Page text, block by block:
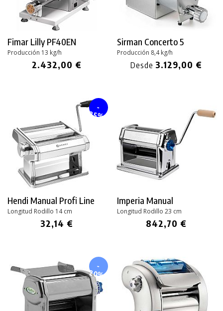
Fimar Lilly PF40EN
Producción 13 kg/h
2.432,00 €
Sirman Concerto 5
Producción 8,4 kg/h
Desde 3.129,00 €
-
25%
Hendi Manual Profi Line
Longitud Rodillo 14 cm
32,14 €
Imperia Manual
Longitud Rodillo 23 cm
842,70 €
-
20%